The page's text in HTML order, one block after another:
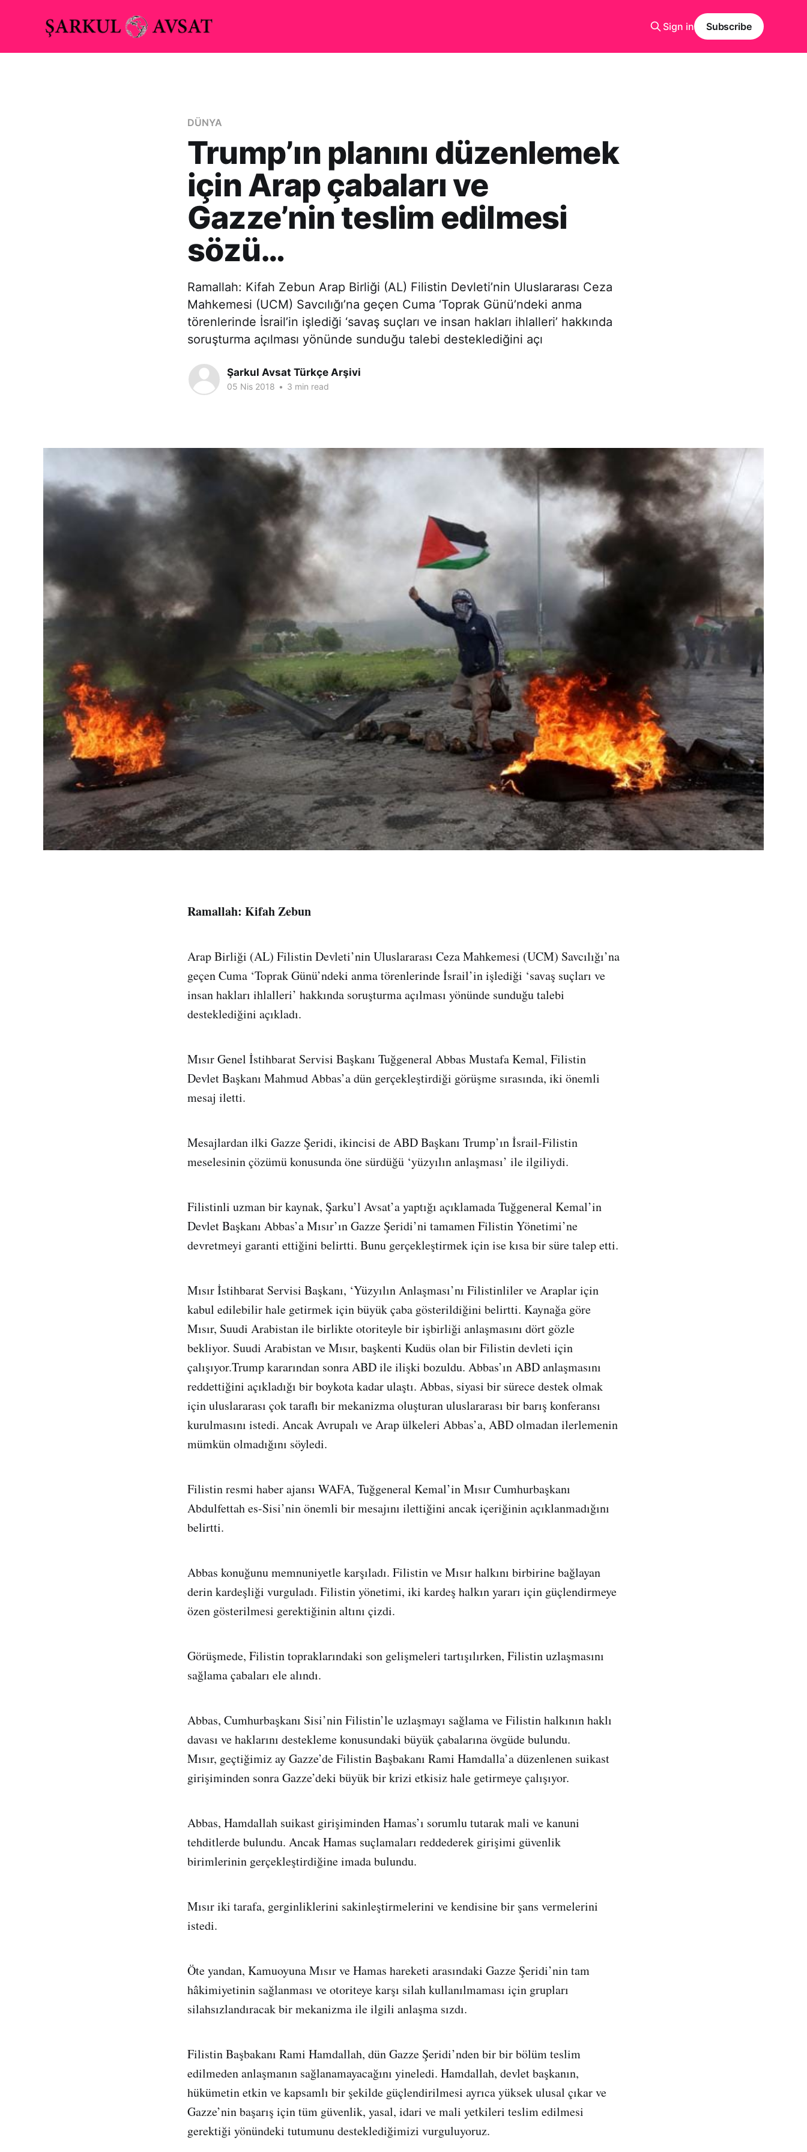
Sign in Subscribe
DÜNYA
Trump’ın planını düzenlemek
için Arap çabaları ve
Gazze’nin teslim edilmesi
sözü…
Ramallah: Kifah Zebun Arap Birliği (AL) Filistin Devleti’nin Uluslararası Ceza
Mahkemesi (UCM) Savcılığı’na geçen Cuma ‘Toprak Günü’ndeki anma
törenlerinde İsrail’in işlediği ‘savaş suçları ve insan hakları ihlalleri’ hakkında
soruşturma açılması yönünde sunduğu talebi desteklediğini açı
Şarkul Avsat Türkçe Arşivi
05 Nis 2018 • 3 min read
Ramallah: Kifah Zebun
Arap Birliği (AL) Filistin Devleti’nin Uluslararası Ceza Mahkemesi (UCM) Savcılığı’na
geçen Cuma ‘Toprak Günü’ndeki anma törenlerinde İsrail’in işlediği ‘savaş suçları ve
insan hakları ihlalleri’ hakkında soruşturma açılması yönünde sunduğu talebi
desteklediğini açıkladı.
Mısır Genel İstihbarat Servisi Başkanı Tuğgeneral Abbas Mustafa Kemal, Filistin
Devlet Başkanı Mahmud Abbas’a dün gerçekleştirdiği görüşme sırasında, iki önemli
mesaj iletti.
Mesajlardan ilki Gazze Şeridi, ikincisi de ABD Başkanı Trump’ın İsrail-Filistin
meselesinin çözümü konusunda öne sürdüğü ‘yüzyılın anlaşması’ ile ilgiliydi.
Filistinli uzman bir kaynak, Şarku’l Avsat’a yaptığı açıklamada Tuğgeneral Kemal’in
Devlet Başkanı Abbas’a Mısır’ın Gazze Şeridi’ni tamamen Filistin Yönetimi’ne
devretmeyi garanti ettiğini belirtti. Bunu gerçekleştirmek için ise kısa bir süre talep etti.
Mısır İstihbarat Servisi Başkanı, ‘Yüzyılın Anlaşması’nı Filistinliler ve Araplar için
kabul edilebilir hale getirmek için büyük çaba gösterildiğini belirtti. Kaynağa göre
Mısır, Suudi Arabistan ile birlikte otoriteyle bir işbirliği anlaşmasını dört gözle
bekliyor. Suudi Arabistan ve Mısır, başkenti Kudüs olan bir Filistin devleti için
çalışıyor.Trump kararından sonra ABD ile ilişki bozuldu. Abbas’ın ABD anlaşmasını
reddettiğini açıkladığı bir boykota kadar ulaştı. Abbas, siyasi bir sürece destek olmak
için uluslararası çok taraflı bir mekanizma oluşturan uluslararası bir barış konferansı
kurulmasını istedi. Ancak Avrupalı ve Arap ülkeleri Abbas’a, ABD olmadan ilerlemenin
mümkün olmadığını söyledi.
Filistin resmi haber ajansı WAFA, Tuğgeneral Kemal’in Mısır Cumhurbaşkanı
Abdulfettah es-Sisi’nin önemli bir mesajını ilettiğini ancak içeriğinin açıklanmadığını
belirtti.
Abbas konuğunu memnuniyetle karşıladı. Filistin ve Mısır halkını birbirine bağlayan
derin kardeşliği vurguladı. Filistin yönetimi, iki kardeş halkın yararı için güçlendirmeye
özen gösterilmesi gerektiğinin altını çizdi.
Görüşmede, Filistin topraklarındaki son gelişmeleri tartışılırken, Filistin uzlaşmasını
sağlama çabaları ele alındı.
Abbas, Cumhurbaşkanı Sisi’nin Filistin’le uzlaşmayı sağlama ve Filistin halkının haklı
davası ve haklarını destekleme konusundaki büyük çabalarına övgüde bulundu.
Mısır, geçtiğimiz ay Gazze’de Filistin Başbakanı Rami Hamdalla’a düzenlenen suikast
girişiminden sonra Gazze’deki büyük bir krizi etkisiz hale getirmeye çalışıyor.
Abbas, Hamdallah suikast girişiminden Hamas’ı sorumlu tutarak mali ve kanuni
tehditlerde bulundu. Ancak Hamas suçlamaları reddederek girişimi güvenlik
birimlerinin gerçekleştirdiğine imada bulundu.
Mısır iki tarafa, gerginliklerini sakinleştirmelerini ve kendisine bir şans vermelerini
istedi.
Öte yandan, Kamuoyuna Mısır ve Hamas hareketi arasındaki Gazze Şeridi’nin tam
hâkimiyetinin sağlanması ve otoriteye karşı silah kullanılmaması için grupları
silahsızlandıracak bir mekanizma ile ilgili anlaşma sızdı.
Filistin Başbakanı Rami Hamdallah, dün Gazze Şeridi’nden bir bir bölüm teslim
edilmeden anlaşmanın sağlanamayacağını yineledi. Hamdallah, devlet başkanın,
hükümetin etkin ve kapsamlı bir şekilde güçlendirilmesi ayrıca yüksek ulusal çıkar ve
Gazze’nin başarış için tüm güvenlik, yasal, idari ve mali yetkileri teslim edilmesi
gerektiği yönündeki tutumunu desteklediğimizi vurguluyoruz.